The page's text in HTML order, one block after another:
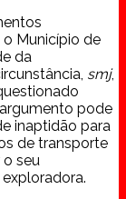
Município de
da
smj,
pode
inaptidão para
de transporte
seu